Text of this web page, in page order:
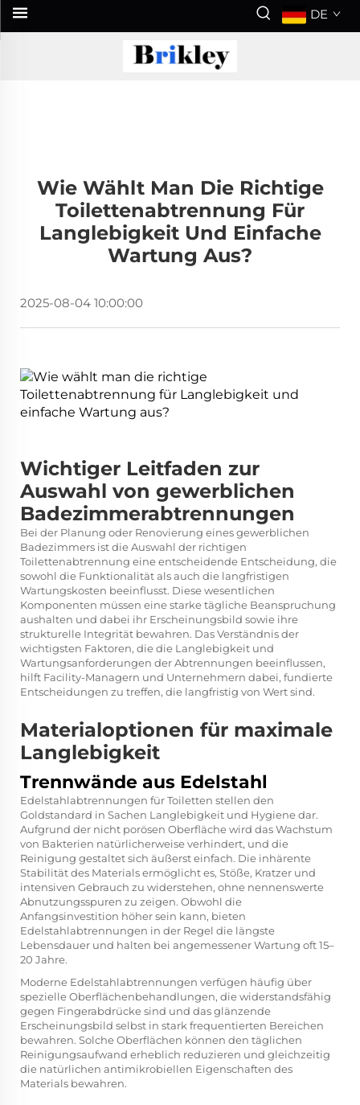
DE
Wie Wählt Man Die Richtige
Toilettenabtrennung Für
Langlebigkeit Und Einfache
Wartung Aus?
2025-08-04 10:00:00
Wichtiger Leitfaden zur
Auswahl von gewerblichen
Badezimmerabtrennungen
Bei der Planung oder Renovierung eines gewerblichen
Badezimmers ist die Auswahl der richtigen
Toilettenabtrennung eine entscheidende Entscheidung, die
sowohl die Funktionalität als auch die langfristigen
Wartungskosten beeinflusst. Diese wesentlichen
Komponenten müssen eine starke tägliche Beanspruchung
aushalten und dabei ihr Erscheinungsbild sowie ihre
strukturelle Integrität bewahren. Das Verständnis der
wichtigsten Faktoren, die die Langlebigkeit und
Wartungsanforderungen der Abtrennungen beeinflussen,
hilft Facility-Managern und Unternehmern dabei, fundierte
Entscheidungen zu treffen, die langfristig von Wert sind.
Materialoptionen für maximale
Langlebigkeit
Trennwände aus Edelstahl
Edelstahlabtrennungen für Toiletten stellen den
Goldstandard in Sachen Langlebigkeit und Hygiene dar.
Aufgrund der nicht porösen Oberfläche wird das Wachstum
von Bakterien natürlicherweise verhindert, und die
Reinigung gestaltet sich äußerst einfach. Die inhärente
Stabilität des Materials ermöglicht es, Stöße, Kratzer und
intensiven Gebrauch zu widerstehen, ohne nennenswerte
Abnutzungsspuren zu zeigen. Obwohl die
Anfangsinvestition höher sein kann, bieten
Edelstahlabtrennungen in der Regel die längste
Lebensdauer und halten bei angemessener Wartung oft 15–
20 Jahre.
Moderne Edelstahlabtrennungen verfügen häufig über
spezielle Oberflächenbehandlungen, die widerstandsfähig
gegen Fingerabdrücke sind und das glänzende
Erscheinungsbild selbst in stark frequentierten Bereichen
bewahren. Solche Oberflächen können den täglichen
Reinigungsaufwand erheblich reduzieren und gleichzeitig
die natürlichen antimikrobiellen Eigenschaften des
Materials bewahren.